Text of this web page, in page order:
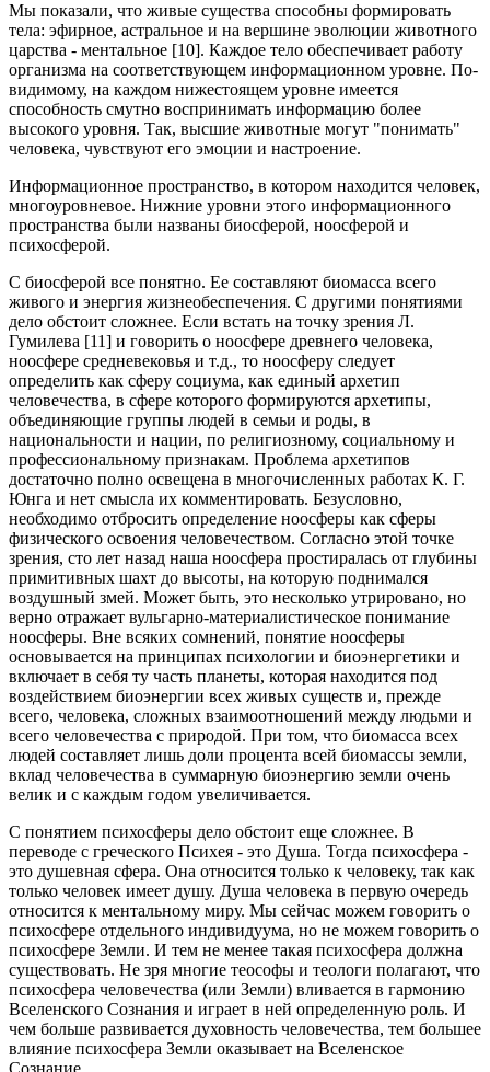
Мы показали, что живые существа способны формировать
тела: эфирное, астральное и на вершине эволюции животного
царства - ментальное [10]. Каждое тело обеспечивает работу
организма на соответствующем информационном уровне. По-
видимому, на каждом нижестоящем уровне имеется
способность смутно воспринимать информацию более
высокого уровня. Так, высшие животные могут "понимать"
человека, чувствуют его эмоции и настроение.
Информационное пространство, в котором находится человек,
многоуровневое. Нижние уровни этого информационного
пространства были названы биосферой, ноосферой и
психосферой.
С биосферой все понятно. Ее составляют биомасса всего
живого и энергия жизнеобеспечения. С другими понятиями
дело обстоит сложнее. Если встать на точку зрения Л.
Гумилева [11] и говорить о ноосфере древнего человека,
ноосфере средневековья и т.д., то ноосферу следует
определить как сферу социума, как единый архетип
человечества, в сфере которого формируются архетипы,
объединяющие группы людей в семьи и роды, в
национальности и нации, по религиозному, социальному и
профессиональному признакам. Проблема архетипов
достаточно полно освещена в многочисленных работах К. Г.
Юнга и нет смысла их комментировать. Безусловно,
необходимо отбросить определение ноосферы как сферы
физического освоения человечеством. Согласно этой точке
зрения, сто лет назад наша ноосфера простиралась от глубины
примитивных шахт до высоты, на которую поднимался
воздушный змей. Может быть, это несколько утрировано, но
верно отражает вульгарно-материалистическое понимание
ноосферы. Вне всяких сомнений, понятие ноосферы
основывается на принципах психологии и биоэнергетики и
включает в себя ту часть планеты, которая находится под
воздействием биоэнергии всех живых существ и, прежде
всего, человека, сложных взаимоотношений между людьми и
всего человечества с природой. При том, что биомасса всех
людей составляет лишь доли процента всей биомассы земли,
вклад человечества в суммарную биоэнергию земли очень
велик и с каждым годом увеличивается.
С понятием психосферы дело обстоит еще сложнее. В
переводе с греческого Психея - это Душа. Тогда психосфера -
это душевная сфера. Она относится только к человеку, так как
только человек имеет душу. Душа человека в первую очередь
относится к ментальному миру. Мы сейчас можем говорить о
психосфере отдельного индивидуума, но не можем говорить о
психосфере Земли. И тем не менее такая психосфера должна
существовать. Не зря многие теософы и теологи полагают, что
психосфера человечества (или Земли) вливается в гармонию
Вселенского Сознания и играет в ней определенную роль. И
чем больше развивается духовность человечества, тем большее
влияние психосфера Земли оказывает на Вселенское
Сознание.